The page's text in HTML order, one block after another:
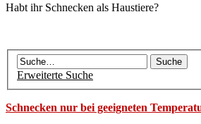
Habt ihr Schnecken als Haustiere?
Erweiterte Suche
Schnecken nur bei geeigneten